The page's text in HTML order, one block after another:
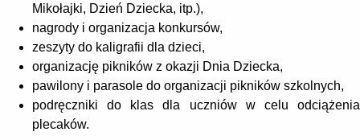
Mikołajki, Dzień Dziecka, itp.),
nagrody i organizacja konkursów,
zeszyty do kaligrafii dla dzieci,
organizację pikników z okazji Dnia Dziecka,
pawilony i parasole do organizacji pikników szkolnych,
podręczniki do klas dla uczniów w celu odciążenia
plecaków.